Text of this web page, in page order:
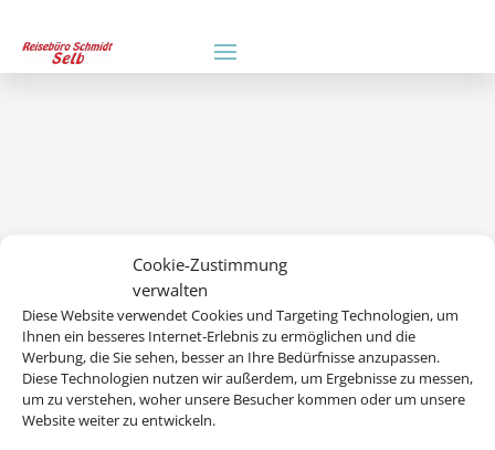
Cookie-Zustimmung
verwalten
Diese Website verwendet Cookies und Targeting Technologien, um
Ihnen ein besseres Internet-Erlebnis zu ermöglichen und die
Werbung, die Sie sehen, besser an Ihre Bedürfnisse anzupassen.
Diese Technologien nutzen wir außerdem, um Ergebnisse zu messen,
um zu verstehen, woher unsere Besucher kommen oder um unsere
Website weiter zu entwickeln.
Wir brauchen Ihre Einwilligung
Um diesen Inhalt darzustellen, aktivieren Sie bitte die Cookies. Es
werden ggf. personenbezogene Daten verarbeitet.